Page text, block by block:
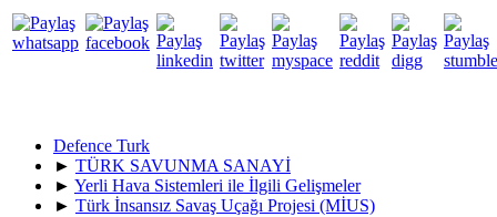
Defence Turk
► TÜRK SAVUNMA SANAYİ
► Yerli Hava Sistemleri ile İlgili Gelişmeler
► Türk İnsansız Savaş Uçağı Projesi (MİUS)